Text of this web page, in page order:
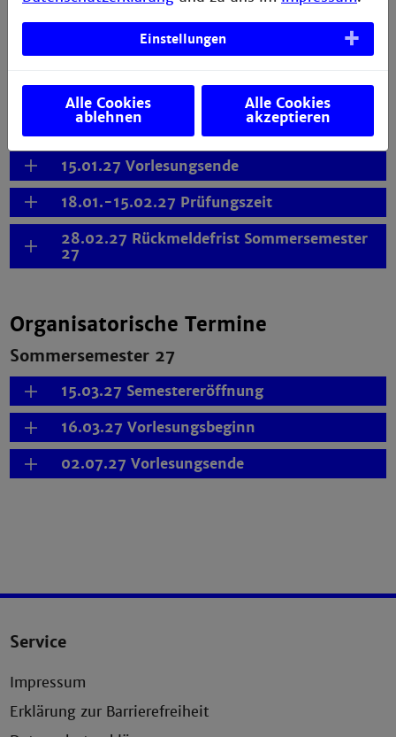
Organisatorische Termine
Wintersemester 26/27
21.09.26 Semestereröffnung
15.01.27 Vorlesungsende
18.01.-15.02.27 Prüfungszeit
28.02.27 Rückmeldefrist Sommersemester
27
Organisatorische Termine
Sommersemester 27
15.03.27 Semestereröffnung
16.03.27 Vorlesungsbeginn
02.07.27 Vorlesungsende
Service
Impressum
Erklärung zur Barrierefreiheit
Einstellungen
Alle Cookies
ablehnen
Alle Cookies
akzeptieren